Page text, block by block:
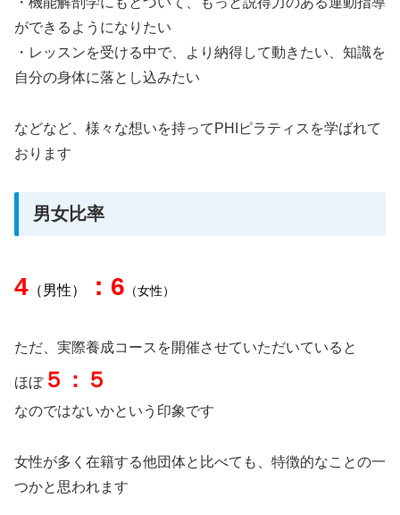
ができるようになりたい
・レッスンを受ける中で、より納得して動きたい、知識を
自分の身体に落とし込みたい
などなど、様々な想いを持ってPHIピラティスを学ばれて
おります
男女比率
4 （男性） ：6 （女性）
ただ、実際養成コースを開催させていただいていると
ほぼ５：５
なのではないかという印象です
女性が多く在籍する他団体と比べても、特徴的なことの一
つかと思われます